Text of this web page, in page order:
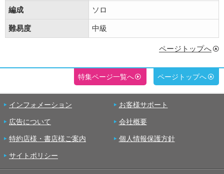
編成 ソロ
難易度 中級
ページトップへ
特集ページ一覧へ ページトップへ
インフォメーション お客様サポート
広告について 会社概要
特約店様・書店様ご案内 個人情報保護方針
サイトポリシー